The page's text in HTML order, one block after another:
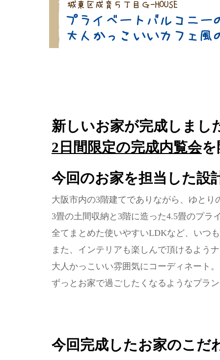
新しいお家が完成しまし
2日間限定の完成内覧会を
今回のお家を担当した設
大阪市内の3階建てでありながら、ゆと
3畳の土間収納と3階に造った4.5畳のプラ
全てまとめた使いやすいLDKなど、いつ
また、インテリアも楽しんで頂けるよう
大人かっこいい雰囲気にコーディネート。
ずっとお家で過ごしたくなるようなプラ
今回完成したお家のこだ